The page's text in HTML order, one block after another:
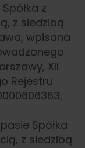
z
z siedzibą
wpisana
XII
Rejestru
Spółka
z siedzibą